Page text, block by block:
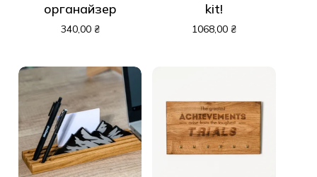
органайзер
340,00 ₴
kit!
1068,00 ₴